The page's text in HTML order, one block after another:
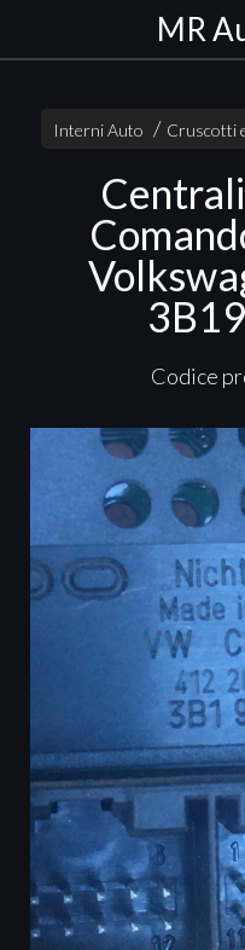
MR
Interni Auto Cruscotti
Codice